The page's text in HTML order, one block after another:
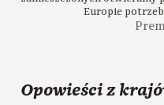
Europie
Opowieści z